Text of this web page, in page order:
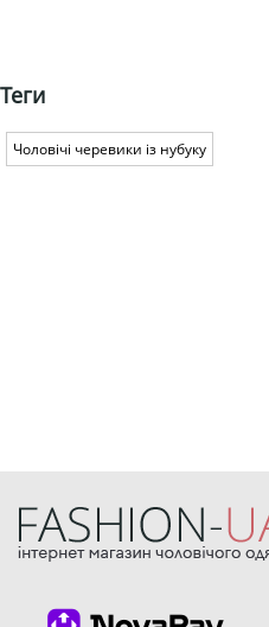
Теги
Чоловічі черевики із нубуку